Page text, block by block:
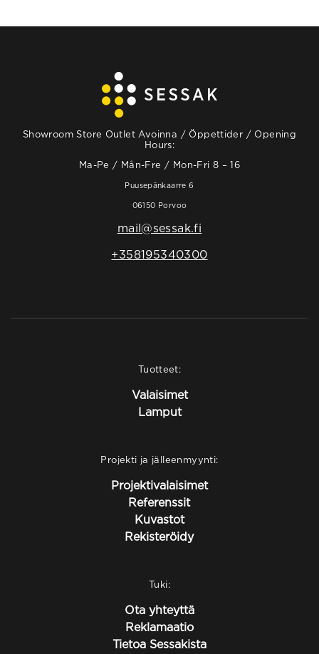
Showroom Store Outlet Avoinna / Öppettider / Opening
Hours:
Ma-Pe / Mån-Fre / Mon-Fri 8 – 16
Puusepänkaarre 6
06150 Porvoo
mail@sessak.fi
+358195340300
Tuotteet:
Valaisimet
Lamput
Projekti ja jälleenmyynti:
Projektivalaisimet
Referenssit
Kuvastot
Rekisteröidy
Tuki:
Ota yhteyttä
Reklamaatio
Tietoa Sessakista